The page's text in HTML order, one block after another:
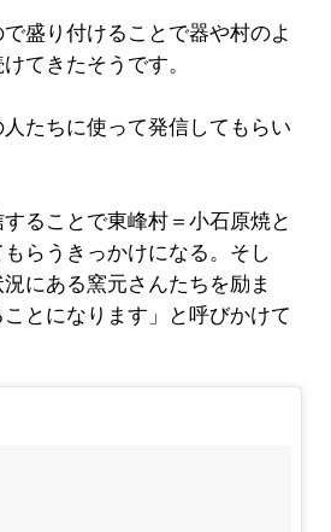
盛り付けることで器や村のよ
てきたそうです。
たちに使って発信してもらい
ることで東峰村＝小石原焼と
らうきっかけになる。そし
にある窯元さんたちを励ま
とになります」と呼びかけて